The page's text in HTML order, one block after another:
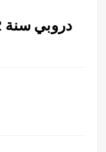
دروبي سنة 2 بحوث في علم الأحياء